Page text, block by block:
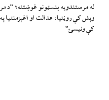
له مرستندویه بنسټونو غوښتنه؛ “د
وېش کې روڼتیا، عدالت او اغېزمنتیا
کې ونیسئ”